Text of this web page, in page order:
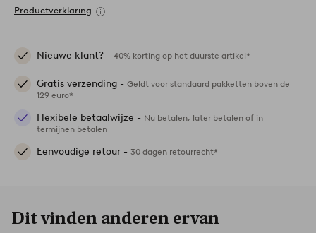
Productverklaring
Nieuwe klant? - 40% korting op het duurste artikel*
Gratis verzending - Geldt voor standaard pakketten boven de
129 euro*
Flexibele betaalwijze - Nu betalen, later betalen of in
termijnen betalen
Eenvoudige retour - 30 dagen retourrecht*
Dit vinden anderen ervan